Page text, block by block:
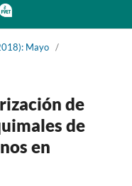
Mayo /
de
de
en